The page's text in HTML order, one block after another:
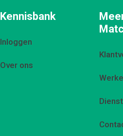
Kennisbank
Inloggen
Over ons